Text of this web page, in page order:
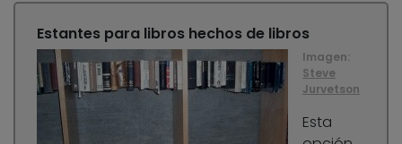
Estantes para libros hechos de libros
Imagen:
Steve
Jurvetson
Esta